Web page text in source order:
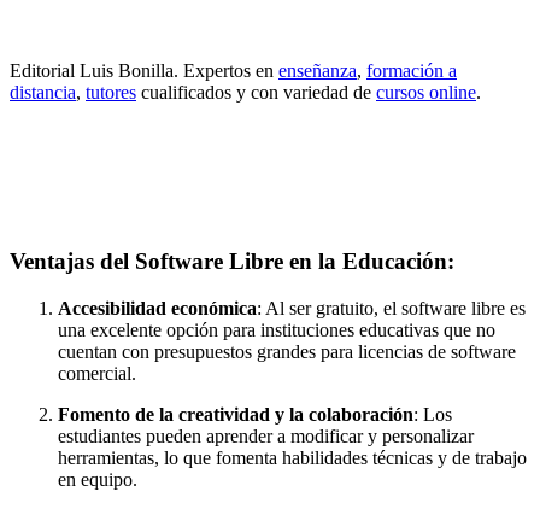
Editorial Luis Bonilla. Expertos en enseñanza, formación a
distancia, tutores cualificados y con variedad de cursos online.
Ventajas del Software Libre en la Educación:
Accesibilidad económica: Al ser gratuito, el software libre es
una excelente opción para instituciones educativas que no
cuentan con presupuestos grandes para licencias de software
comercial.
Fomento de la creatividad y la colaboración: Los
estudiantes pueden aprender a modificar y personalizar
herramientas, lo que fomenta habilidades técnicas y de trabajo
en equipo.